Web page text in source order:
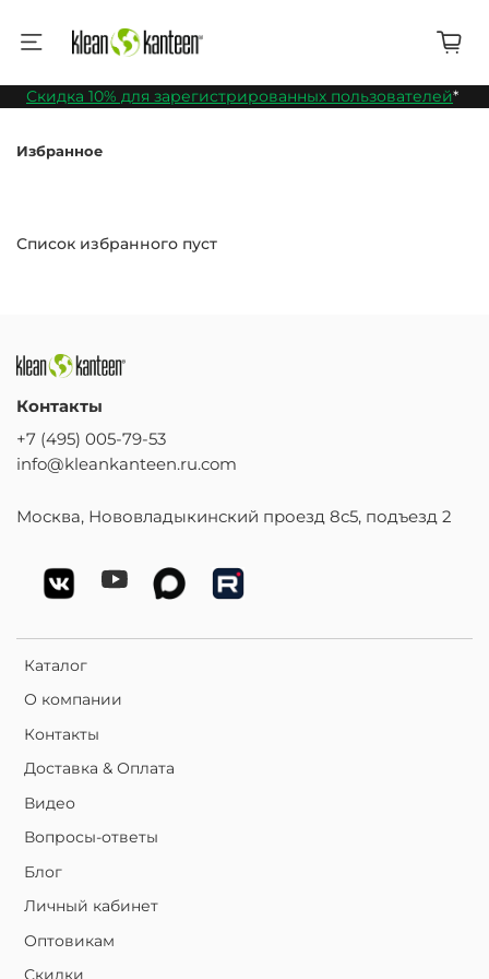
Скидка 10% для зарегистрированных пользователей*
Избранное
Список избранного пуст
Каталог
О компании
Контакты
Доставка & Оплата
Видео
Вопросы-ответы
Блог
Личный кабинет
Оптовикам
Скидки
Контакты
+7 (495) 005-79-53
info@kleankanteen.ru.com
Москва, Нововладыкинский проезд 8с5, подъезд 2